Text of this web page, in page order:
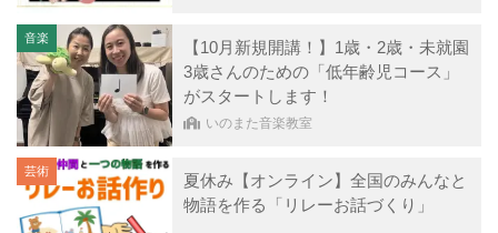
音楽
【10月新規開講！】1歳・2歳・未就園
3歳さんのための「低年齢児コース」
がスタートします！
いのまた音楽教室
芸術
夏休み【オンライン】全国のみんなと
物語を作る「リレーお話づくり」